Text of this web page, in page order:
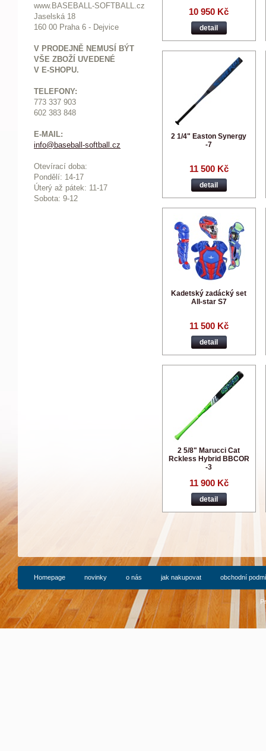
www.BASEBALL-SOFTBALL.cz
Jaselská 18
160 00 Praha 6 - Dejvice
V PRODEJNĚ NEMUSÍ BÝT
VŠE ZBOŽÍ UVEDENÉ
V E-SHOPU.
TELEFONY:
773 337 903
602 383 848
E-MAIL:
info@baseball-softball.cz
Otevírací doba:
Pondělí: 14-17
Úterý až pátek: 11-17
Sobota: 9-12
10 950 Kč
detail
2 1/4" Easton Synergy
-7
11 500 Kč
detail
Kadetský zadácký set
All-star S7
11 500 Kč
detail
2 5/8" Marucci Cat
Rckless Hybrid BBCOR
-3
11 900 Kč
detail
Homepage novinky o nás jak nakupovat obchodní